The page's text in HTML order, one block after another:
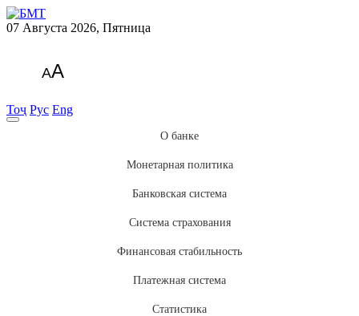
07 Августа 2026, Пятница
AA
Тоҷ Рус Eng
О банке
Монетарная политика
Банковская система
Система страхования
Финансовая стабильность
Платежная система
Статистика